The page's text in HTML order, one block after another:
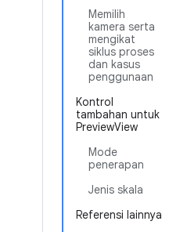
Memilih
kamera serta
mengikat
siklus proses
dan kasus
penggunaan
Kontrol
tambahan untuk
PreviewView
Mode
penerapan
Jenis skala
Referensi lainnya